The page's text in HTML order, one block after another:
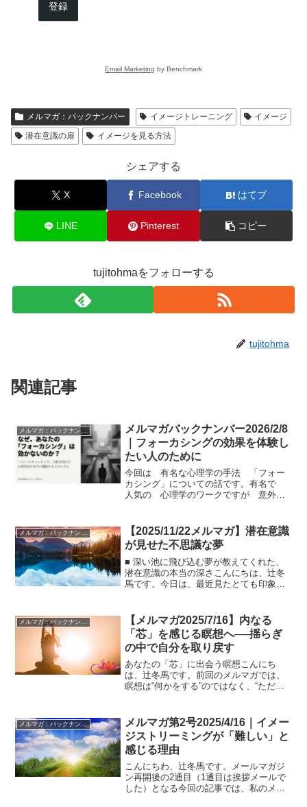
登録
Email Marketing by Benchmark
メルマガ：バックナンバー イメージトレーニング
イメージ
潜在意識の扉
イメージを見る方法
シェアする
X Facebook はてブ
LINE Pinterest コピー
tujitohmaをフォローする
tujitohma
関連記事
メルマガ：バックナンバー
メルマガバックナンバー2026/2/8
｜フォーカシングの効果を体験し
たい人のために
今回は 有名な心理学の手法 「フォー
カシング」についての話です。有名で
人気の 心理学のワークですが 意外と
ほとんどの人がフォーカシングについて
致命的な誤解をしているので...
メルマガ：バックナンバー
【2025/11/22メルマガ】潜在意識
が見せた不思議な夢
■ 深い池に飛び込む夢が教えてくれた、
潜在意識の本当の深さこんにちは、辻冬
馬です。今日は、最近見たとても印象的
り口”を描いたような、静かで不思議な夢
でした。■ 山奥に...
【メルマガ2025/7/16】内なる
「芯」を感じる瞑想へ──揺らぎ
の中で自分を取り戻す
あなたの「芯」に出会う瞑想こんにち
は、辻冬馬です。前回のメルマガでは、
瞑想は“何かをする”のではなく、“ただ在
旅の最初のステップ。あなたの内側にあ
る、確かな「芯」と...
メルマガ：バックナンバー
メルマガ第2号2025/4/16｜イメー
ジストリーミングが「難しい」と
感じる理由
こんにちわ、辻冬馬です。メールマガジ
ン再開後の2通目（1通目は挨拶メールで
した）となる今回の記事では、私のメソ